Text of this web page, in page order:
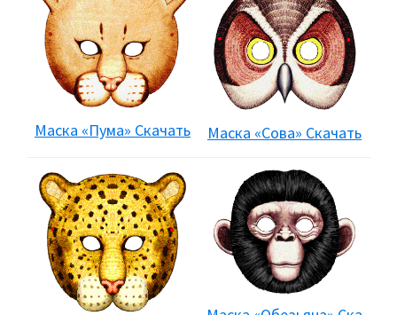
Маска «Пума» Скачать Маска «Сова» Скачать